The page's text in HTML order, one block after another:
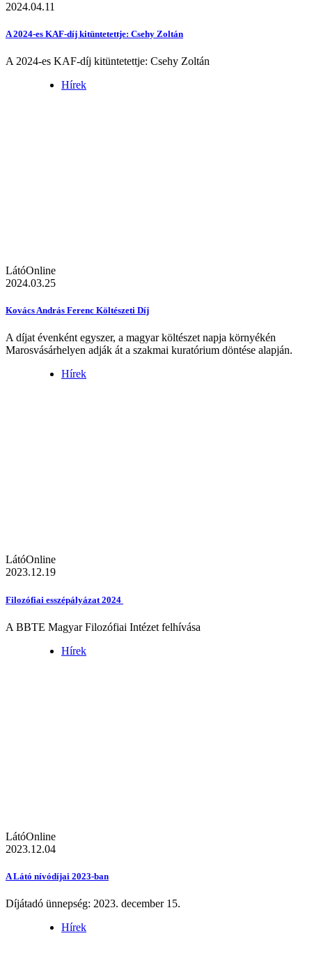
2024.04.11
A 2024-es KAF-díj kitüntetettje: Csehy Zoltán
A 2024-es KAF-díj kitüntetettje: Csehy Zoltán
Hírek
LátóOnline
2024.03.25
Kovács András Ferenc Költészeti Díj
A díjat évenként egyszer, a magyar költészet napja környékén
Marosvásárhelyen adják át a szakmai kuratórium döntése alapján.
Hírek
LátóOnline
2023.12.19
Filozófiai esszépályázat 2024
A BBTE Magyar Filozófiai Intézet felhívása
Hírek
LátóOnline
2023.12.04
A Látó nívódíjai 2023-ban
Díjátadó ünnepség: 2023. december 15.
Hírek